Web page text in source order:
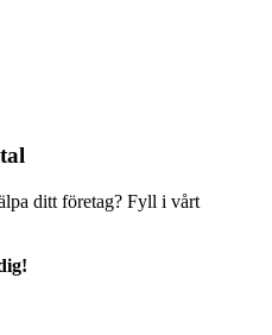
ditt företag? Fyll i vårt